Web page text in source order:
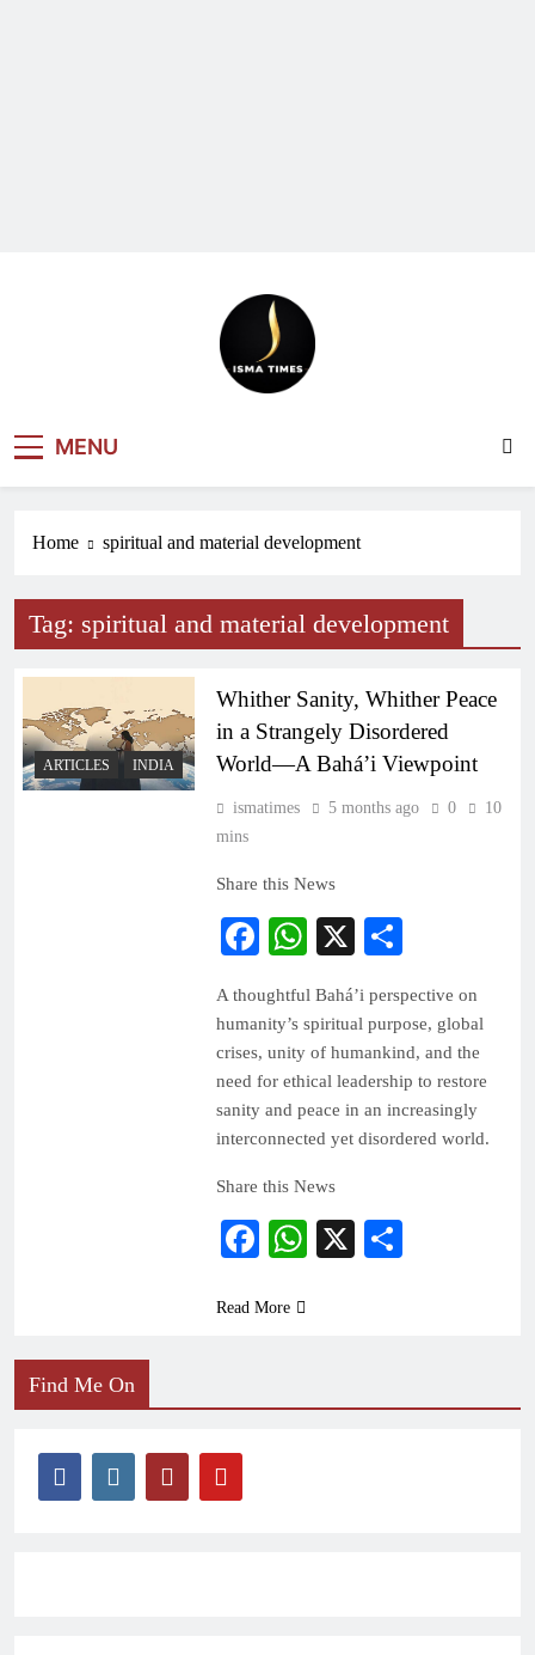
MENU
Home spiritual and material development
Tag: spiritual and material development
ARTICLES INDIA
Whither Sanity, Whither Peace
in a Strangely Disordered
World—A Bahá’i Viewpoint
ismatimes 5 months ago 0
10
mins
Share this News
Facebook
WhatsApp
X
A thoughtful Bahá’i perspective on
humanity’s spiritual purpose, global
crises, unity of humankind, and the
need for ethical leadership to restore
sanity and peace in an increasingly
interconnected yet disordered world.
Share this News
Facebook
WhatsApp
X
Read More
Find Me On